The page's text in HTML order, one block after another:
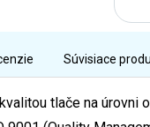
Súvisiace
tlače na úrovni